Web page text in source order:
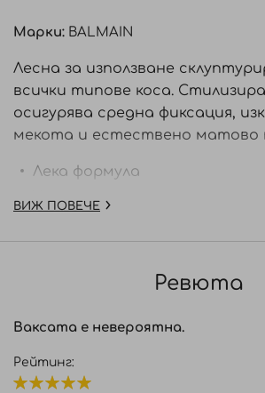
Марки: BALMAIN
Лесна за използване
всички типове коса.
осигурява средна фиксация,
мекота и естествено матово
Лека формула
Уплътнява всеки кичур коса.
На водна основа.
Обогатен с копринен
ВИЖ ПОВЕЧЕ
Ревюта
Ваксата е невероятна.
Рейтинг: